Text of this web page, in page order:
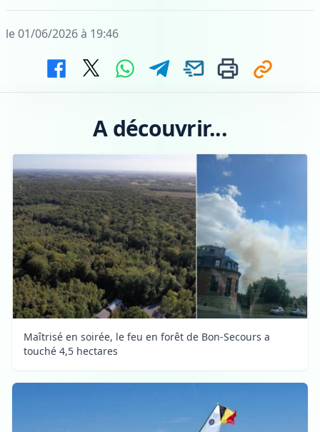
le 01/06/2026 à 19:46
A découvrir...
Maîtrisé en soirée, le feu en forêt de Bon-Secours a
touché 4,5 hectares